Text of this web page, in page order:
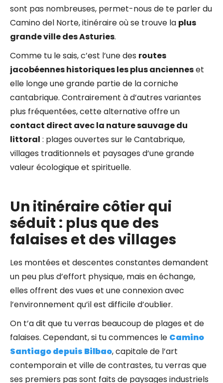
sont pas nombreuses, permet-nous de te parler du
Camino del Norte, itinéraire où se trouve la plus
grande ville des Asturies.
Comme tu le sais, c’est l’une des routes
jacobéennes historiques les plus ancienneset
elle longe une grande partie de la corniche
cantabrique. Contrairement à d’autres variantes
plus fréquentées, cette alternative offre un
contact direct avec la nature sauvage du
littoral : plages ouvertes sur le Cantabrique,
villages traditionnels et paysages d’une grande
valeur écologique et spirituelle.
Un itinéraire côtier qui
séduit : plus que des
falaises et des villages
Les montées et descentes constantes demandent
un peu plus d’effort physique, mais en échange,
elles offrent des vues et une connexion avec
l’environnement qu’il est difficile d’oublier.
On t’a dit que tu verras beaucoup de plages et de
falaises. Cependant, si tu commences le Camino
Santiago depuis Bilbao,capitale de l’art
contemporain et ville de contrastes, tu verras que
ses premiers pas sont faits de paysages industriels